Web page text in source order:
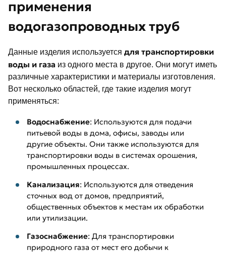
применения
водогазопроводных труб
Данные изделия используется для транспортировки
воды и газа из одного места в другое. Они могут иметь
различные характеристики и материалы изготовления.
Вот несколько областей, где такие изделия могут
применяться:
Водоснабжение: Используются для подачи
питьевой воды в дома, офисы, заводы или
другие объекты. Они также используются для
транспортировки воды в системах орошения,
промышленных процессах.
Канализация: Используются для отведения
сточных вод от домов, предприятий,
общественных объектов к местам их обработки
или утилизации.
Газоснабжение: Для транспортировки
природного газа от мест его добычи к